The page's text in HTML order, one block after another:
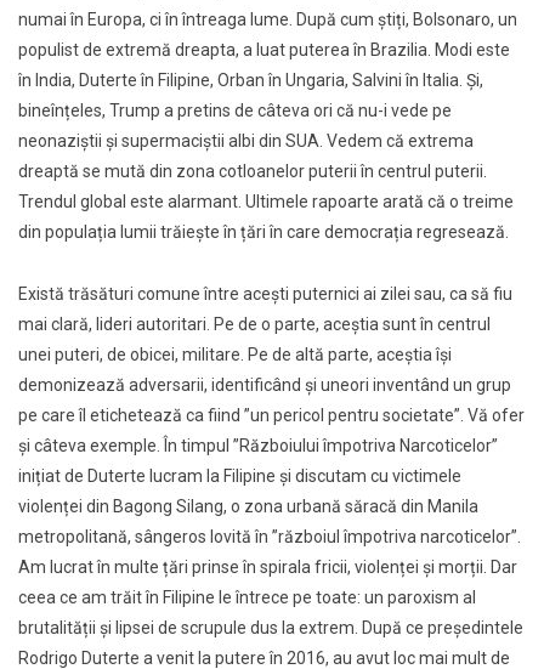
numai în Europa, ci în întreaga lume. După cum știți, Bolsonaro, un
populist de extremă dreapta, a luat puterea în Brazilia. Modi este
în India, Duterte în Filipine, Orban în Ungaria, Salvini în Italia. Şi,
bineînțeles, Trump a pretins de câteva ori că nu-i vede pe
neonaziștii şi supermaciștii albi din SUA. Vedem că extrema
dreaptă se mută din zona cotloanelor puterii în centrul puterii.
Trendul global este alarmant. Ultimele rapoarte arată că o treime
din populația lumii trăiește în țări în care democrația regresează.
Există trăsături comune între acești puternici ai zilei sau, ca să fiu
mai clară, lideri autoritari. Pe de o parte, aceștia sunt în centrul
unei puteri, de obicei, militare. Pe de altă parte, aceștia își
demonizează adversarii, identificând şi uneori inventând un grup
pe care îl etichetează ca fiind ”un pericol pentru societate”. Vă ofer
și câteva exemple. În timpul ”Războiului împotriva Narcoticelor”
inițiat de Duterte lucram la Filipine şi discutam cu victimele
violenței din Bagong Silang, o zona urbană săracă din Manila
metropolitană, sângeros lovită în ”războiul împotriva narcoticelor”.
Am lucrat în multe țări prinse în spirala fricii, violenței şi morții. Dar
ceea ce am trăit în Filipine le întrece pe toate: un paroxism al
brutalității şi lipsei de scrupule dus la extrem. După ce președintele
Rodrigo Duterte a venit la putere în 2016, au avut loc mai mult de